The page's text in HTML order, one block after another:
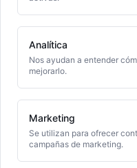
Analítica
Nos ayudan a entender
mejorarlo.
Marketing
Se utilizan para ofrecer
campañas de marketing.